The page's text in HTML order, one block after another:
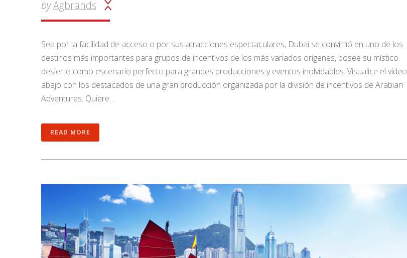
byAgbrands
Sea por la facilidad de acceso o por sus atracciones espectaculares, Dubai se convirtió en uno de los
destinos más importantes para grupos de incentivos de los más variados orígenes, posee su místico
desierto como escenario perfecto para grandes producciones y eventos inolvidables. Visualice el video
abajo con los destacados de una gran producción organizada por la división de incentivos de Arabian
Adventures. Quiere…
READ MORE